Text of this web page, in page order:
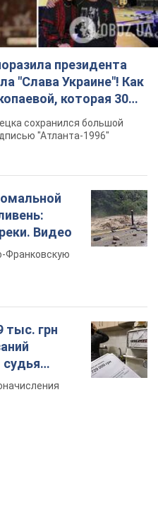
президента
"Слава Украине"! Как
которая 30
Олимпиады
сохранился большой
"Атланта-1996"
Видео
Франковскую
тыс. грн
судья